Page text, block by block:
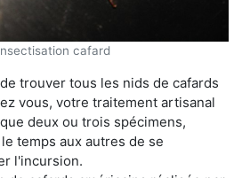
cafard
trouver tous les nids de cafards
vous, votre traitement artisanal
deux ou trois spécimens,
temps aux autres de se
l'incursion.